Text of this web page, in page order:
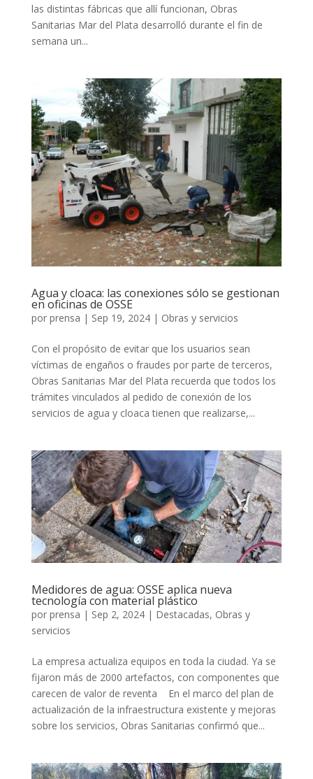
las distintas fábricas que allí funcionan, Obras
Sanitarias Mar del Plata desarrolló durante el fin de
semana un...
Agua y cloaca: las conexiones sólo se gestionan
en oficinas de OSSE
por prensa | Sep 19, 2024| Obras y servicios
Con el propósito de evitar que los usuarios sean
víctimas de engaños o fraudes por parte de terceros,
Obras Sanitarias Mar del Plata recuerda que todos los
trámites vinculados al pedido de conexión de los
servicios de agua y cloaca tienen que realizarse,...
Medidores de agua: OSSE aplica nueva
tecnología con material plástico
por prensa | Sep 2, 2024| Destacadas, Obras y
servicios
La empresa actualiza equipos en toda la ciudad. Ya se
fijaron más de 2000 artefactos, con componentes que
carecen de valor de reventa En el marco del plan de
actualización de la infraestructura existente y mejoras
sobre los servicios, Obras Sanitarias confirmó que...